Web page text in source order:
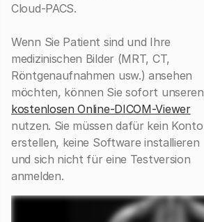
Cloud-PACS.
Wenn Sie Patient sind und Ihre
medizinischen Bilder (MRT, CT,
Röntgenaufnahmen usw.) ansehen
möchten, können Sie sofort unseren
kostenlosen Online-DICOM-Viewer
nutzen. Sie müssen dafür kein Konto
erstellen, keine Software installieren
und sich nicht für eine Testversion
anmelden.